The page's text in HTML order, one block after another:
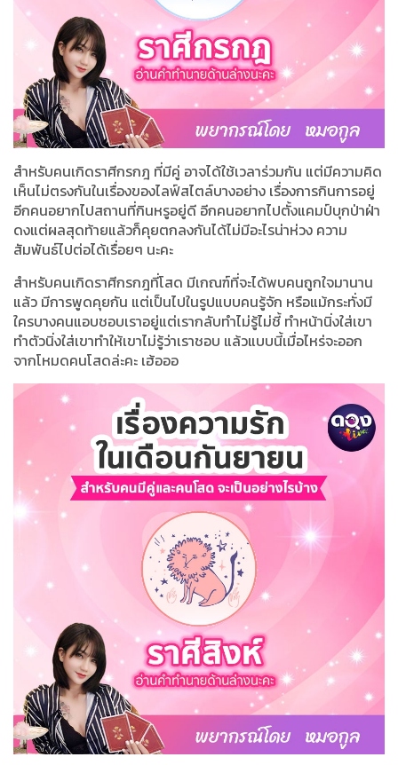
สำหรับคนเกิดราศีกรกฎ ที่มีคู่ อาจได้ใช้เวลาร่วมกัน แต่มีความคิด
เห็นไม่ตรงกันในเรื่องของไลฟ์สไตล์บางอย่าง เรื่องการกินการอยู่
อีกคนอยากไปสถานที่กินหรูอยู่ดี อีกคนอยากไปตั้งแคมป์บุกป่าฝ่า
ดงแต่ผลสุดท้ายแล้วก็คุยตกลงกันได้ไม่มีอะไรน่าห่วง ความ
สัมพันธ์ไปต่อได้เรื่อยๆ นะคะ
สำหรับคนเกิดราศีกรกฎที่โสด มีเกณฑ์ที่จะได้พบคนถูกใจมานาน
แล้ว มีการพูดคุยกัน แต่เป็นไปในรูปแบบคนรู้จัก หรือแม้กระทั่งมี
ใครบางคนแอบชอบเราอยู่แต่เรากลับทำไม่รู้ไม่ชี้ ทำหน้านิ่งใส่เขา
ทำตัวนิ่งใส่เขาทำให้เขาไม่รู้ว่าเราชอบ แล้วแบบนี้เมื่อไหร่จะออก
จากโหมดคนโสดล่ะคะ เฮ้อออ